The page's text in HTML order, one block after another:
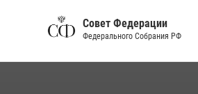
Совет Федерации
Федерального Собрания РФ